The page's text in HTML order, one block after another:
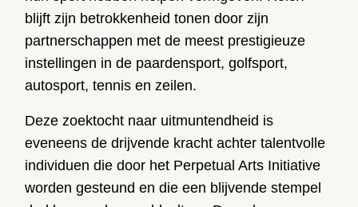
blijft zijn betrokkenheid tonen door zijn
partnerschappen met de meest prestigieuze
instellingen in de paardensport, golfsport,
autosport, tennis en zeilen.
Deze zoektocht naar uitmuntendheid is
eveneens de drijvende kracht achter talentvolle
individuen die door het Perpetual Arts Initiative
worden gesteund en die een blijvende stempel